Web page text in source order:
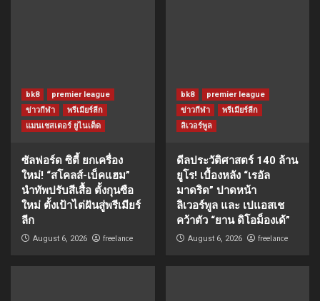
bk8
premier league
ข่าวกีฬา
พรีเมียร์ลีก
แมนเชสเตอร์ ยูไนเต็ด
ซัลฟอร์ด ซิตี้ ยกเครื่อง
ใหม่! “สโคลส์-เบ็คแฮม”
นำทัพปรับสีเสื้อ ตั้งกุนซือ
ใหม่ ตั้งเป้าไต่ฝันสู่พรีเมียร์
ลีก
August 6, 2026 freelance
bk8
premier league
ข่าวกีฬา
พรีเมียร์ลีก
ลิเวอร์พูล
ดีลประวัติศาสตร์ 140 ล้าน
ยูโร! เบื้องหลัง “เรอัล
มาดริด” ปาดหน้า
ลิเวอร์พูล และ เปแอสเช
คว้าตัว “ยาน ดิโอม็องเด้”
August 6, 2026 freelance